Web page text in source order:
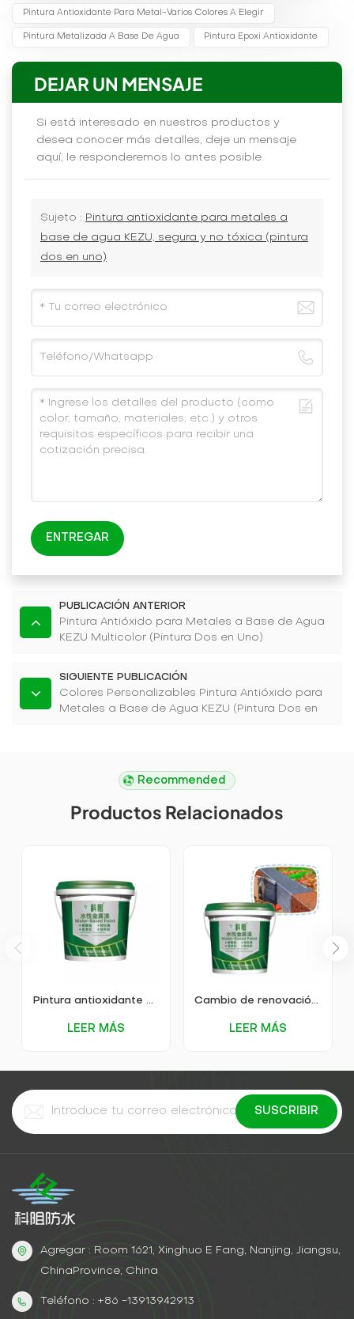
Pintura Antioxidante Para Metal-Varios Colores A Elegir
Pintura Metalizada A Base De Agua Pintura Epoxi Antioxidante
DEJAR UN MENSAJE
Si está interesado en nuestros productos y
desea conocer más detalles, deje un mensaje
aquí, le responderemos lo antes posible.
Sujeto : Pintura antioxidante para metales a
base de agua KEZU, segura y no tóxica (pintura
dos en uno)
ENTREGAR
PUBLICACIÓN ANTERIOR
Pintura Antióxido para Metales a Base de Agua
KEZU Multicolor (Pintura Dos en Uno)
SIGUIENTE PUBLICACIÓN
Colores Personalizables Pintura Antióxido para
Metales a Base de Agua KEZU (Pintura Dos en
Recommended
Productos Relacionados
Pintura antioxidante para metales a base de agua KEZU (pintura dos en uno)
LEER MÁS
Cambio de renovación a pintura metálica a base de agua 2 en 1
LEER MÁS
Agregar : Room 1621, Xinghuo E Fang, Nanjing, Jiangsu,
ChinaProvince, China
Teléfono : +86 -13913942913